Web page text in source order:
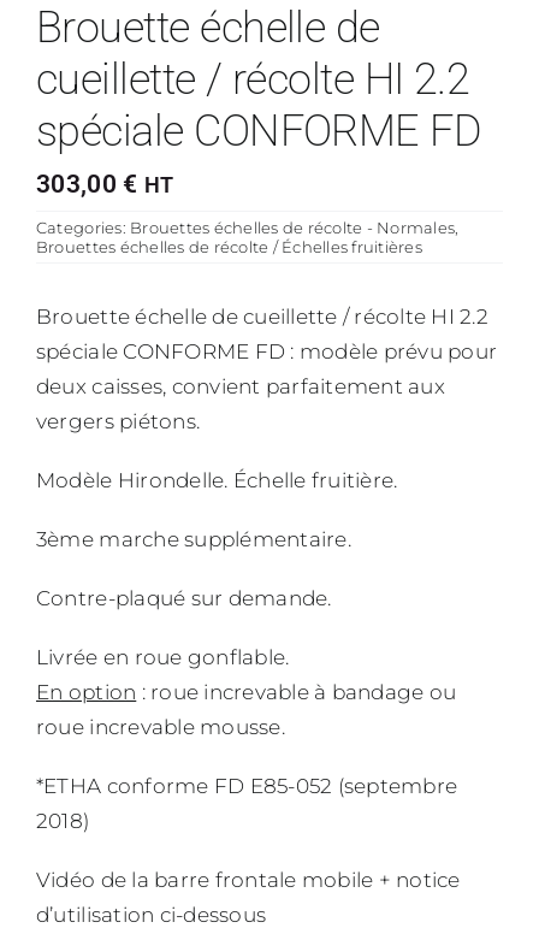
Brouette échelle de
cueillette / récolte HI 2.2
spéciale CONFORME FD
303,00 € HT
Categories: Brouettes échelles de récolte - Normales
Brouettes échelles de récolte / Échelles fruitières
Brouette échelle de cueillette / récolte HI 2.2
spéciale CONFORME FD : modèle prévu pour
deux caisses, convient parfaitement aux
vergers piétons.
Modèle Hirondelle. Échelle fruitière.
3ème marche supplémentaire.
Contre-plaqué sur demande.
Livrée en roue gonflable.
En option : roue increvable à bandage ou
roue increvable mousse.
*ETHA conforme FD E85-052 (septembre
2018)
Vidéo de la barre frontale mobile + notice
d’utilisation ci-dessous